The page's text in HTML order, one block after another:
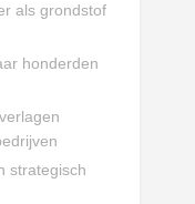
als grondstof
honderden
strategisch